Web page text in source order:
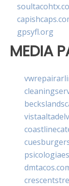
gpsyfl.org
MEDIA